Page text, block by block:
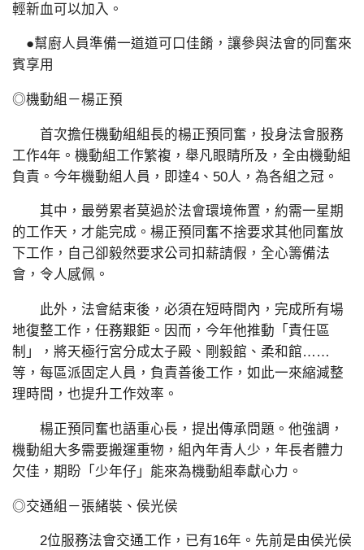
輕新血可以加入。
●幫廚人員準備一道道可口佳餚，讓參與法會的同奮來
賓享用
◎機動組－楊正預
首次擔任機動組組長的楊正預同奮，投身法會服務
工作4年。機動組工作繁複，舉凡眼睛所及，全由機動組
負責。今年機動組人員，即達4、50人，為各組之冠。
其中，最勞累者莫過於法會環境佈置，約需一星期
的工作天，才能完成。楊正預同奮不捨要求其他同奮放
下工作，自己卻毅然要求公司扣薪請假，全心籌備法
會，令人感佩。
此外，法會結束後，必須在短時間內，完成所有場
地復整工作，任務艱鉅。因而，今年他推動「責任區
制」，將天極行宮分成太子殿、剛毅館、柔和館……
等，每區派固定人員，負責善後工作，如此一來縮減整
理時間，也提升工作效率。
楊正預同奮也語重心長，提出傳承問題。他強調，
機動組大多需要搬運重物，組內年青人少，年長者體力
欠佳，期盼「少年仔」能來為機動組奉獻心力。
◎交通組－張緒裝、侯光侯
2位服務法會交通工作，已有16年。先前是由侯光侯